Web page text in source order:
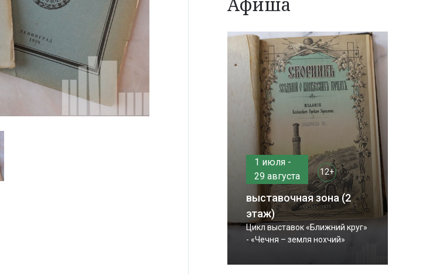
1 июля -
29 августа
12+
выставочная зона (2
этаж)
Цикл выставок «Ближний круг»
- «Чечня – земля нохчий»